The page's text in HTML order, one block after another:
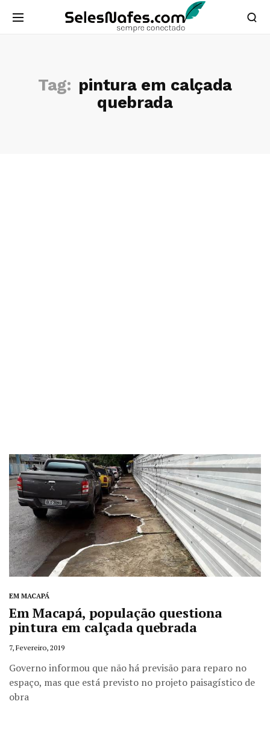
Tag: pintura em calçada
quebrada
EM MACAPÁ
Em Macapá, população questiona
pintura em calçada quebrada
7, Fevereiro, 2019
Governo informou que não há previsão para reparo no
espaço, mas que está previsto no projeto paisagístico de
obra